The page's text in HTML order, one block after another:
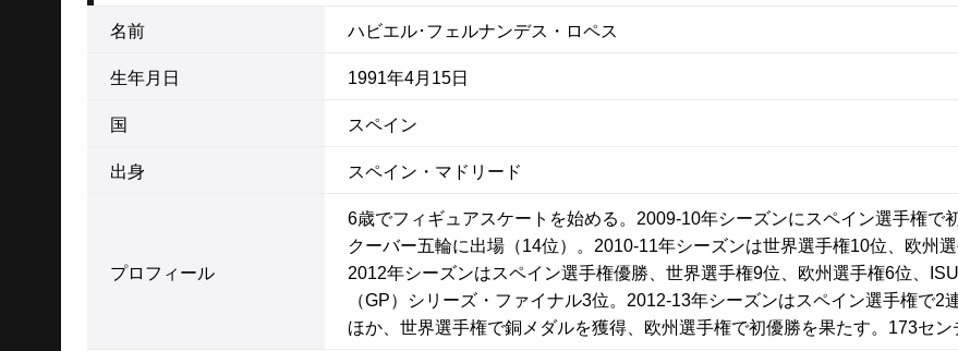
名前 ハビエル･フェルナンデス・ロペス
生年月日 1991年4月15日
国 スペイン
出身 スペイン・マドリード
プロフィール
6歳でフィギュアスケートを始める。2009-10年シーズンにスペイン選手権で
クーバー五輪に出場（14位）。2010-11年シーズンは世界選手権10位、欧州選
2012年シーズンはスペイン選手権優勝、世界選手権9位、欧州選手権6位、
（GP）シリーズ・ファイナル3位。2012-13年シーズンはスペイン選手権で2
ほか、世界選手権で銅メダルを獲得、欧州選手権で初優勝を果たす。173セン